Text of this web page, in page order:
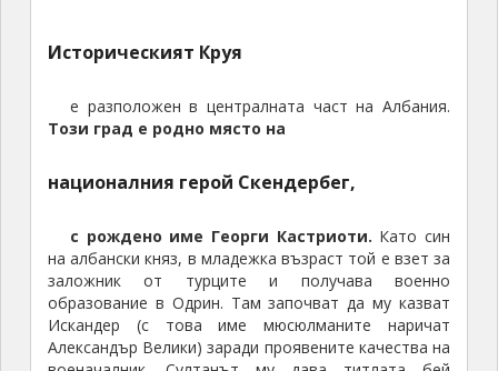
Историческият Круя
е разположен в централната част на Албания.
Този град е родно място на
националния герой Скендербег,
с рождено име Георги Кастриоти. Като син
на албански княз, в младежка възраст той е взет за
заложник от турците и получава военно
образование в Одрин. Там започват да му казват
Искандер (с това име мюсюлманите наричат
Александър Велики) заради проявените качества на